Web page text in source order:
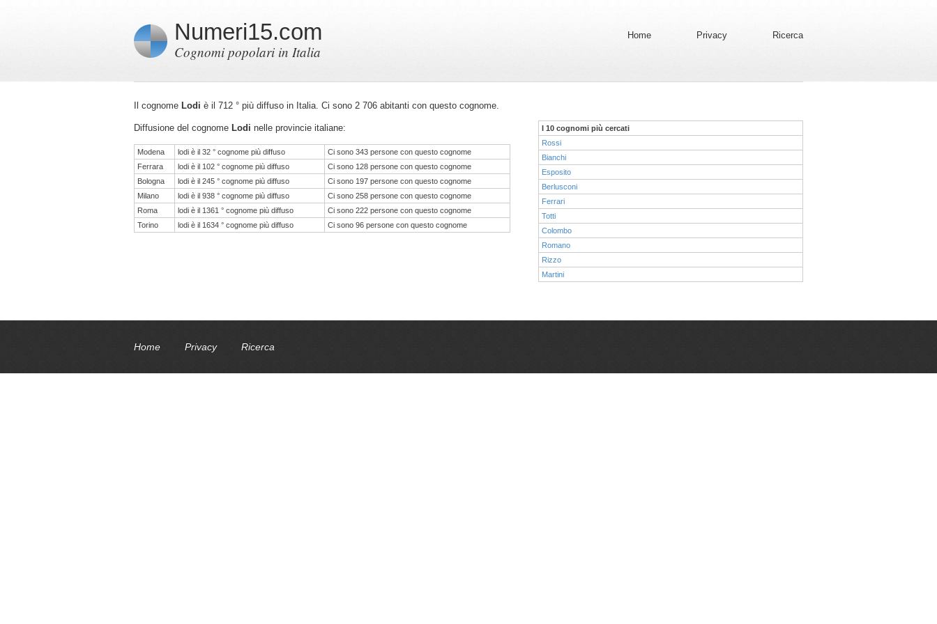
Numeri15.com
Cognomi popolari in Italia
Home Privacy Ricerca
Il cognome Lodi è il 712 ° più diffuso in Italia. Ci sono 2 706 abitanti con questo cognome.
Diffusione del cognome Lodi nelle provincie italiane:
Modena lodi è il 32 ° cognome più diffuso
Ci sono 343 persone con questo cognome
Ferrara
lodi è il 102 ° cognome più diffuso
Ci sono 128 persone con questo cognome
Bologna
lodi è il 245 ° cognome più diffuso
Ci sono 197 persone con questo cognome
Milano
lodi è il 938 ° cognome più diffuso
Ci sono 258 persone con questo cognome
Roma
lodi è il 1361 ° cognome più diffuso
Ci sono 222 persone con questo cognome
Torino
lodi è il 1634 ° cognome più diffuso Ci sono 96 persone con questo cognome
I 10 cognomi più cercati
Rossi
Bianchi
Esposito
Berlusconi
Ferrari
Totti
Colombo
Romano
Rizzo
Martini
Home Privacy Ricerca